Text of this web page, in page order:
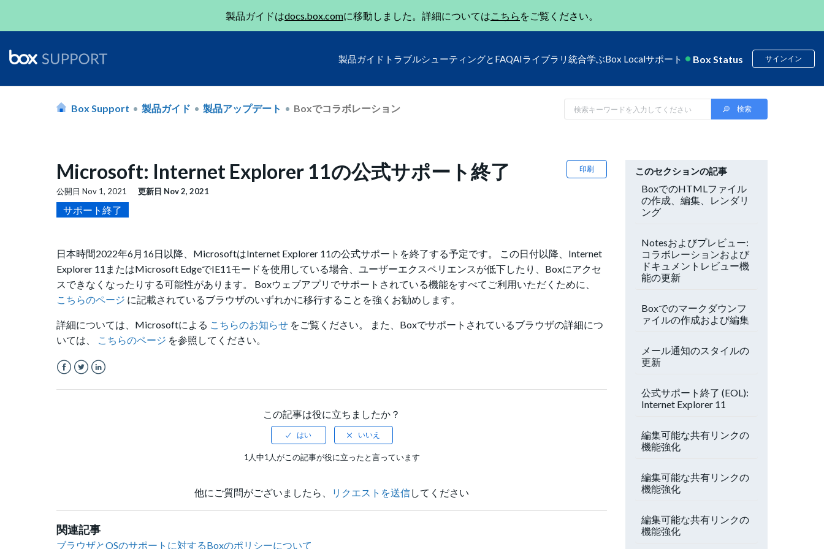
製品ガイドはdocs.box.comに移動しました。詳細についてはこちら をご覧ください。
製品ガイド トラブルシューティングとFAQAIライブラリ 統合学ぶBox Localサポート Box Status サインイン
Box Support 製品ガイド 製品アップデート Boxでコラボレーション
印刷
Microsoft: Internet Explorer 11の公式サポート終了
公開日 Nov 1, 2021 更新日 Nov 2, 2021
サポート終了
日本時間2022年6月16日以降、MicrosoftはInternet Explorer 11の公式サポートを終了する予定です。 この日付以降、Internet
Explorer 11またはMicrosoft EdgeでIE11モードを使用している場合、ユーザーエクスペリエンスが低下したり、Boxにアクセ
スできなくなったりする可能性があります。 Boxウェブアプリでサポートされている機能をすべてご利用いただくために、
こちらのページ に記載されているブラウザのいずれかに移行することを強くお勧めします。
詳細については、Microsoftによる こちらのお知らせ をご覧ください。 また、Boxでサポートされているブラウザの詳細につ
いては、
こちらのページ を参照してください。
この記事は役に立ちましたか？
1人中1人がこの記事が役に立ったと言っています
他にご質問がございましたら、 リクエストを送信してください
関連記事
ブラウザとOSのサポートに対するBoxのポリシーについて
このセクションの記事
BoxでのHTMLファイル
の作成、編集、レンダリ
ング
Notesおよびプレビュー:
コラボレーションおよび
ドキュメントレビュー機
能の更新
Boxでのマークダウンフ
ァイルの作成および編集
メール通知のスタイルの
更新
公式サポート終了 (EOL):
Internet Explorer 11
編集可能な共有リンクの
機能強化
編集可能な共有リンクの
機能強化
編集可能な共有リンクの
機能強化